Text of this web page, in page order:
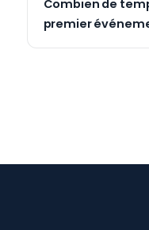
Combien de
premier